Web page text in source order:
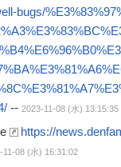
bugs/
-- 2023-11-08 (水) 13:15:35
https://
11-08 (水) 16:31:02